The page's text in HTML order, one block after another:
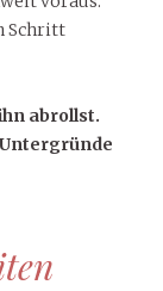
Schritt
abrollst.